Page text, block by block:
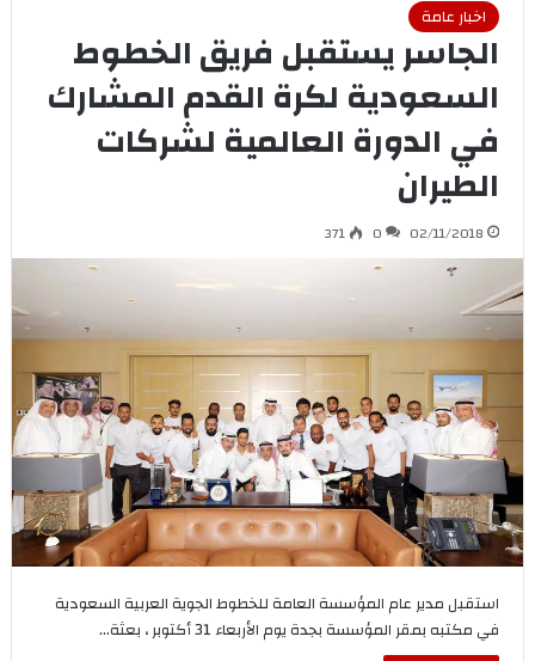
اخبار عامة
الجاسر يستقبل فريق الخطوط
السعودية لكرة القدم المشارك
في الدورة العالمية لشركات
الطيران
02/11/2018
0
371
استقبل مدير عام المؤسسة العامة للخطوط الجوية العربية السعودية
في مكتبه بمقر المؤسسة بجدة يوم الأربعاء 31 أكتوبر ، بعثة…